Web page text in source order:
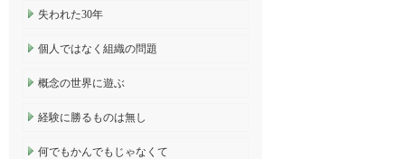
失われた30年
個人ではなく組織の問題
概念の世界に遊ぶ
経験に勝るものは無し
何でもかんでもじゃなくて